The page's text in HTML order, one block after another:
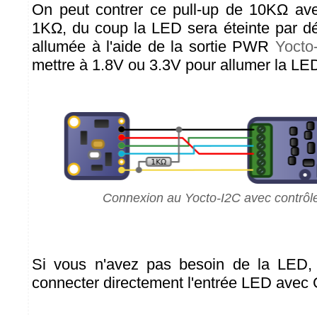
On peut contrer ce pull-up de 10KΩ
1KΩ, du coup la LED sera éteinte par
allumée à l'aide de la sortie PWR
mettre à 1.8V ou 3.3V pour allumer la
Connexion au Yocto-I2C avec
Si vous n'avez pas besoin de la LED,
connecter directement l'entrée LED avec